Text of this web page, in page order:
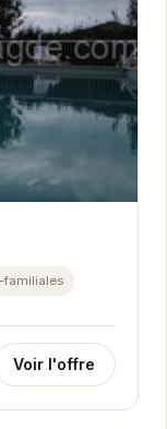
familiales
Voir l'offre